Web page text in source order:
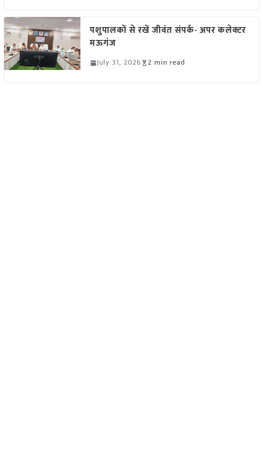
पशुपालकों से रखें जीवंत संपर्क- अपर कलेक्टर
मऊगंज
July 31, 2026 2 min read